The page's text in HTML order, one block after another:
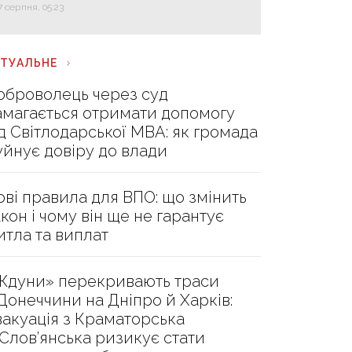
серпня, 05:23
через суд
отримати допомогу
Світлодарської МВА: як громада
довіру до влади
правила для ВПО: що змінить
і чому він ще не гарантує
та виплат
перекривають траси
на Дніпро й Харків:
з Краматорська
ризикує стати